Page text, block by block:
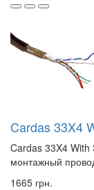
Cardas 33X4
Cardas 33X4
монтажный
1665 грн.